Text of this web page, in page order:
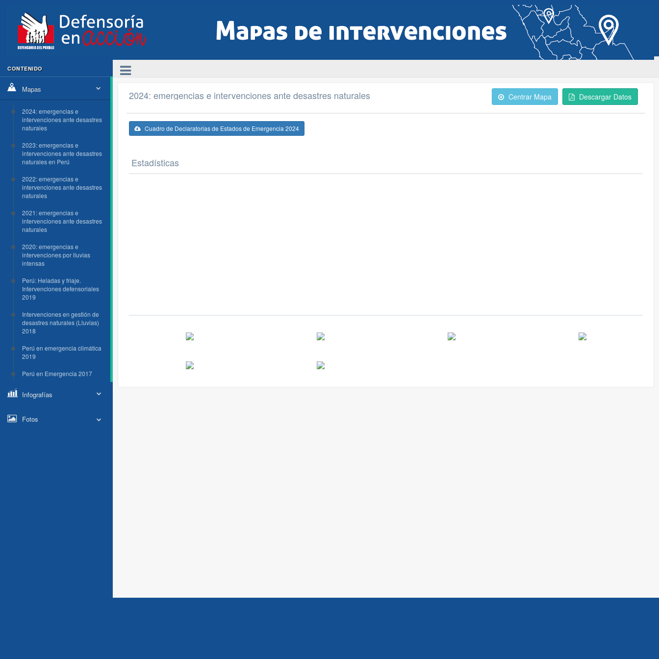
CONTENIDO
Mapas
2024: emergencias e
intervenciones ante desastres
naturales
2023: emergencias e
intervenciones ante desastres
naturales en Perú
2022: emergencias e
intervenciones ante desastres
naturales
2021: emergencias e
intervenciones ante desastres
naturales
2020: emergencias e
intervenciones por lluvias
intensas
Perú: Heladas y friaje.
Intervenciones defensoriales
2019
Intervenciones en gestión de
desastres naturales (Lluvias)
2018
Perú en emergencia climática
2019
Perú en Emergencia 2017
Infografías
Fotos
2024: emergencias e intervenciones ante desastres naturales Centrar Mapa Descargar Datos
Cuadro de Declaratorias de Estados de Emergencia 2024
Estadísticas